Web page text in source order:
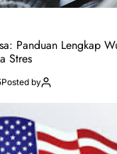
Panduan Lengkap
Stres
Posted by